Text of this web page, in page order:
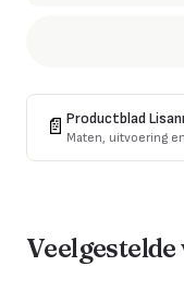
📄 Productblad
Maten, uitvoering